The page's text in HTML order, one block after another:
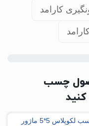
کارامد
چسب
کنید